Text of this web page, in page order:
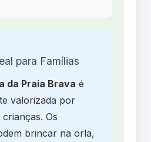
para Famílias
da Praia Brava é
valorizada por
Os
brincar na orla,